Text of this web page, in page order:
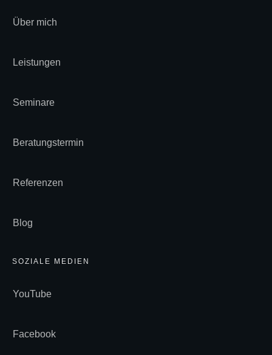
Über mich
Leistungen
Seminare
Beratungstermin
Referenzen
Blog
SOZIALE MEDIEN
YouTube
Facebook